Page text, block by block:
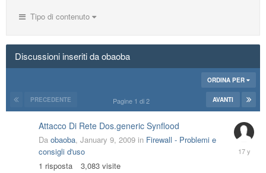
Tipo di contenuto
Discussioni inseriti da obaoba
ORDINA PER
PRECEDENTE AVANTI
Pagine 1 di 2
Attacco Di Rete Dos.generic Synflood
Da obaoba, January 9, 2009 in Firewall - Problemi e
consigli d'uso
1 risposta 3,083 visite
January
10,